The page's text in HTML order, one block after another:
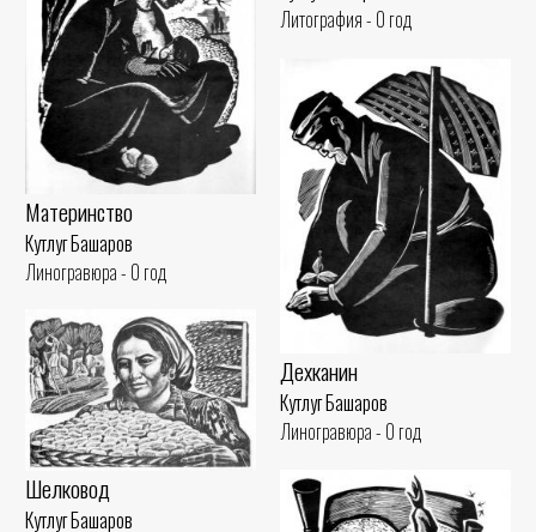
Литография - 0 год
Материнство
Кутлуг Башаров
Линогравюра - 0 год
Дехканин
Кутлуг Башаров
Линогравюра - 0 год
Шелковод
Кутлуг Башаров